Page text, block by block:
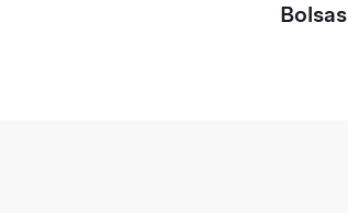
Bolsas